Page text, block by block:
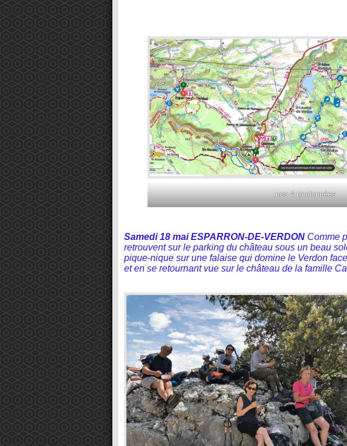
nos 4 randonnées
Samedi 18 mai ESPARRON-DE-VERDON Comme
retrouvent sur le parking du château sous un beau
pique-nique sur une falaise qui domine le Verdon
et en se retournant vue sur le château de la famille